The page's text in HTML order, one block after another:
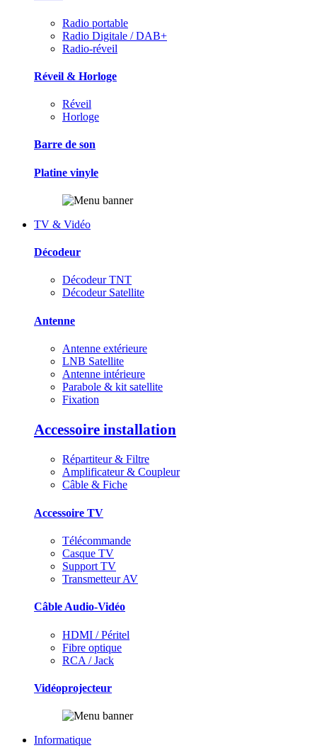
Radio portable
Radio Digitale / DAB+
Radio-réveil
Réveil & Horloge
Réveil
Horloge
Barre de son
Platine vinyle
TV & Vidéo
Décodeur
Décodeur TNT
Décodeur Satellite
Antenne
Antenne extérieure
LNB Satellite
Antenne intérieure
Parabole & kit satellite
Fixation
Accessoire installation
Répartiteur & Filtre
Amplificateur & Coupleur
Câble & Fiche
Accessoire TV
Télécommande
Casque TV
Support TV
Transmetteur AV
Câble Audio-Vidéo
HDMI / Péritel
Fibre optique
RCA / Jack
Vidéoprojecteur
Informatique